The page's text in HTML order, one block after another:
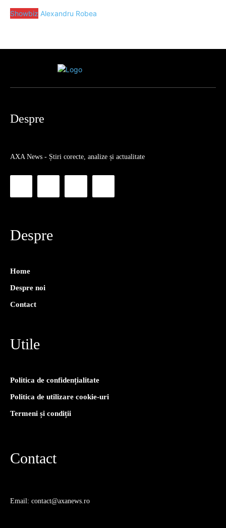
Showbiz Alexandru Robea
Despre
AXA News - Știri corecte, analize și actualitate
Despre
Home
Despre noi
Contact
Utile
Politica de confidențialitate
Politica de utilizare cookie-uri
Termeni și condiții
Contact
Email: contact@axanews.ro